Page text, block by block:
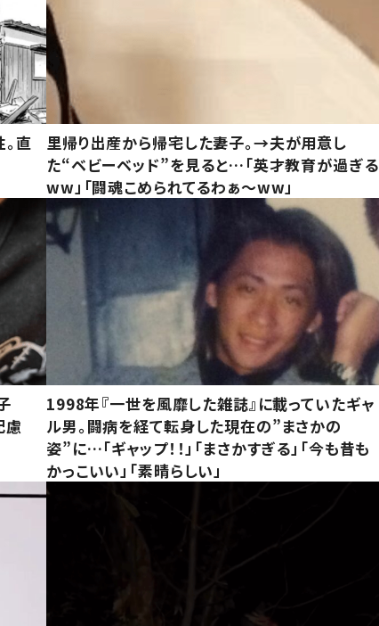
直
里帰り出産から帰宅した妻子。→夫が用意し
た“ベビーベッド”を見ると…「英才教育が過ぎる
ww」「闘魂こめられてるわぁ～ww」
慮
1998年『一世を風靡した雑誌』に載っていたギャ
ル男。闘病を経て転身した現在の”まさかの
姿”に…「ギャップ！！」「まさかすぎる」「今も昔も
かっこいい」「素晴らしい」